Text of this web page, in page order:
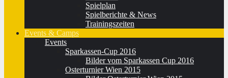
Spielplan
Spielberichte & News
Trainingszeiten
Events & Camps
Events
Sparkassen-Cup 2016
Bilder vom Sparkassen Cup 2016
Osterturnier Wien 2015